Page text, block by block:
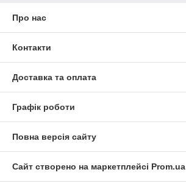
Про нас
Контакти
Доставка та оплата
Графік роботи
Повна версія сайту
Сайт створено на маркетплейсі Prom.ua